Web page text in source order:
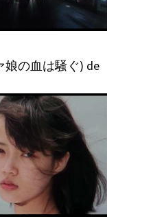
娘の血は騒ぐ) de